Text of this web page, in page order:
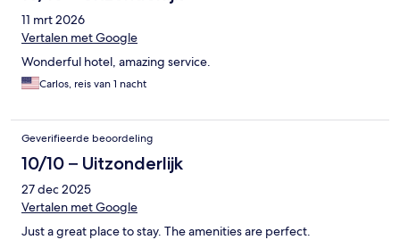
11 mrt 2026
Vertalen met Google
Wonderful hotel, amazing service.
Carlos, reis van 1 nacht
Geverifieerde beoordeling
10/10 – Uitzonderlijk
27 dec 2025
Vertalen met Google
Just a great place to stay. The amenities are perfect.